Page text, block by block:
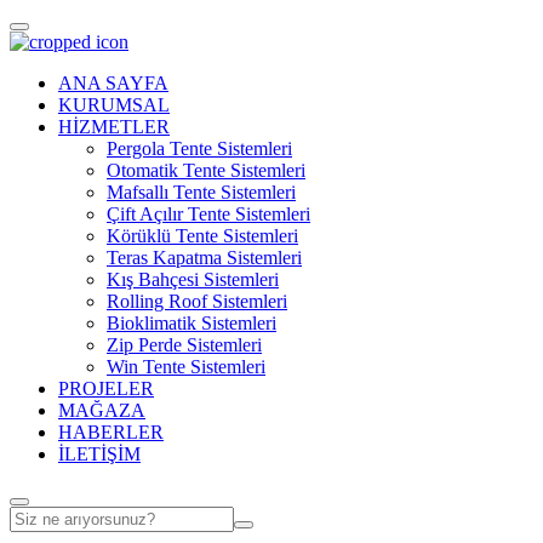
ANA SAYFA
KURUMSAL
HİZMETLER
Pergola Tente Sistemleri
Otomatik Tente Sistemleri
Mafsallı Tente Sistemleri
Çift Açılır Tente Sistemleri
Körüklü Tente Sistemleri
Teras Kapatma Sistemleri
Kış Bahçesi Sistemleri
Rolling Roof Sistemleri
Bioklimatik Sistemleri
Zip Perde Sistemleri
Win Tente Sistemleri
PROJELER
MAĞAZA
HABERLER
İLETİŞİM